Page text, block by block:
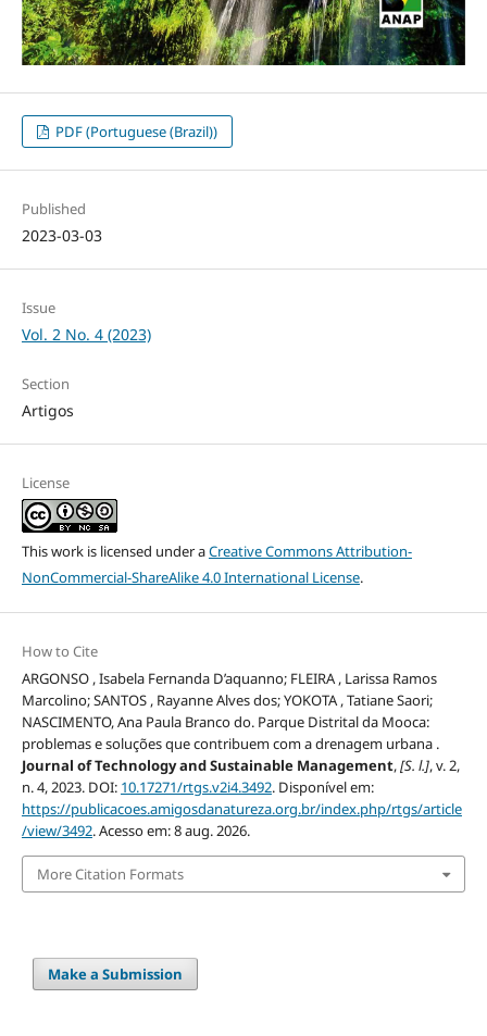
PDF (Portuguese (Brazil))
Published
2023-03-03
Issue
Vol. 2 No. 4 (2023)
Section
Artigos
License
This work is licensed under aCreative Commons Attribution-
NonCommercial-ShareAlike 4.0 International License.
How to Cite
ARGONSO , Isabela Fernanda D’aquanno; FLEIRA , Larissa Ramos
Marcolino; SANTOS , Rayanne Alves dos; YOKOTA , Tatiane Saori;
NASCIMENTO, Ana Paula Branco do. Parque Distrital da Mooca:
problemas e soluções que contribuem com a drenagem urbana .
Journal of Technology and Sustainable Management,[S. l.], v. 2,
n. 4, 2023. DOI: 10.17271/rtgs.v2i4.3492. Disponível em:
https://publicacoes.amigosdanatureza.org.br/index.php/rtgs/article
/view/3492. Acesso em: 8 aug. 2026.
More Citation Formats
Make a Submission